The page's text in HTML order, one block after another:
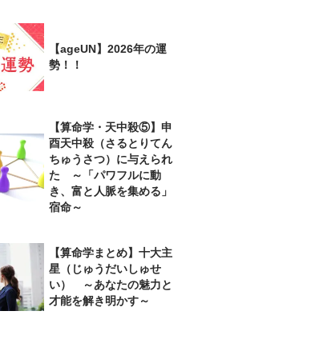
【ageUN】2026年の運
勢！！
【算命学・天中殺⑤】申
酉天中殺（さるとりてん
ちゅうさつ）に与えられ
た ～「パワフルに動
き、富と人脈を集める」
宿命～
【算命学まとめ】十大主
星（じゅうだいしゅせ
い） ～あなたの魅力と
才能を解き明かす～